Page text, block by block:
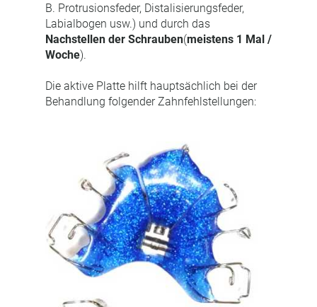
B. Protrusionsfeder, Distalisierungsfeder,
Labialbogen usw.) und durch das
Nachstellen der Schrauben(meistens 1 Mal /
Woche).
Die aktive Platte hilft hauptsächlich bei der
Behandlung folgender Zahnfehlstellungen: